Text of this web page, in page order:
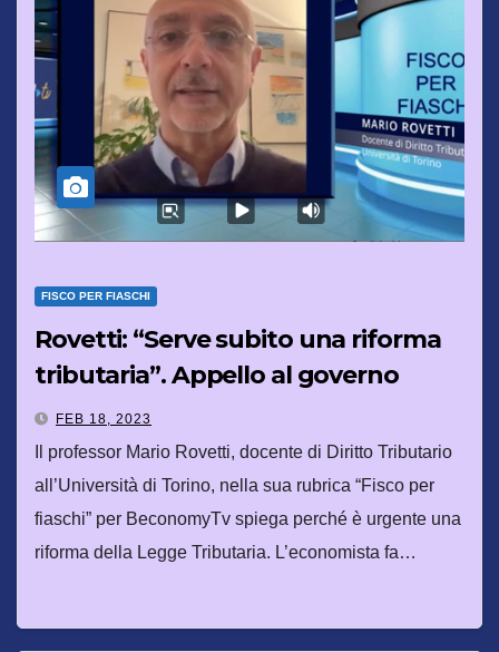
FISCO PER FIASCHI
Rovetti: “Serve subito una riforma
tributaria”. Appello al governo
Meloni
FEB 18, 2023
Il professor Mario Rovetti, docente di Diritto Tributario
all’Università di Torino, nella sua rubrica “Fisco per
fiaschi” per BeconomyTv spiega perché è urgente una
riforma della Legge Tributaria. L’economista fa…